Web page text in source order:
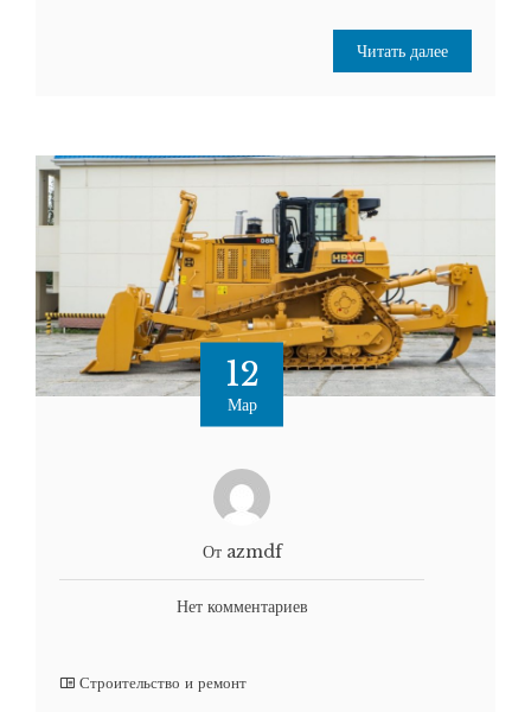
Читать далее
12
Мар
От azmdf
Нет комментариев
Строительство и ремонт